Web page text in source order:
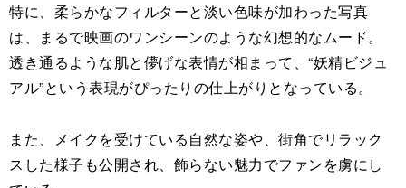
特に、柔らかなフィルターと淡い色味が加わった写真
は、まるで映画のワンシーンのような幻想的なムード。
透き通るような肌と儚げな表情が相まって、“妖精ビジュ
アル”という表現がぴったりの仕上がりとなっている。
また、メイクを受けている自然な姿や、街角でリラック
スした様子も公開され、飾らない魅力でファンを虜にし